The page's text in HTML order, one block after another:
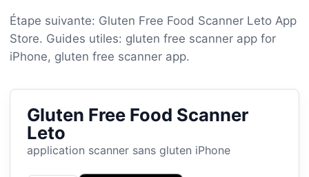
Étape suivante: Gluten Free Food Scanner Leto App
Store. Guides utiles: gluten free scanner app for
iPhone, gluten free scanner app.
Gluten Free Food Scanner
Leto
application scanner sans gluten iPhone